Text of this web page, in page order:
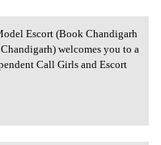
Model Escort
Escort (Book Chandigarh
welcomes you to a
Call Girls and Escort